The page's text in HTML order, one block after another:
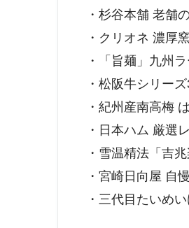
・杉谷本舗 老舗
・クリオネ 濃厚
・「旨麺」九州
・松阪牛シリー
・紀州産南高梅
・日本ハム 厳選
・雪温精法「吉
・宮崎日向屋 自
・三代目たいめ